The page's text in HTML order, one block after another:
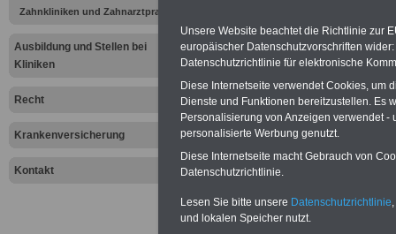
Zahnkliniken und Zahnarztpraxen
Ausbildung und Stellen bei
Kliniken
Recht
Krankenversicherung
Kontakt
kann man
meisten Fällen -
überraschend.
einige Tipps für
als Patient ins
Unsere Website beachtet die Richtlinie zur
europäischer Datenschutzvorschriften
Datenschutzrichtlinie für elektronische
Diese Internetseite verwendet Cookies, um
Dienste und Funktionen bereitzustellen. Es
Personalisierung von Anzeigen verwendet
personalisierte Werbung genutzt.
Diese Internetseite macht Gebrauch von
Datenschutzrichtlinie.
Lesen Sie bitte unsere Datenschutzrichtlinie
und lokalen Speicher nutzt.